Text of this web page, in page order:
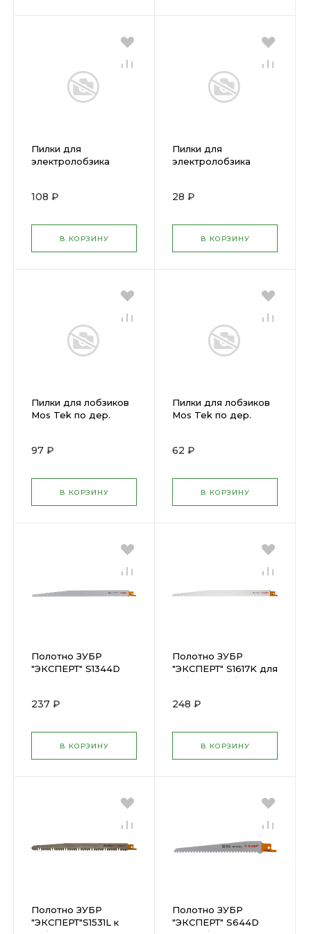
Пилки для
электролобзика
108 ₽
В КОРЗИНУ
Пилки для
электролобзика
28 ₽
В КОРЗИНУ
Пилки для лобзиков
Mos Tek по дер.
97 ₽
В КОРЗИНУ
Пилки для лобзиков
Mos Tek по дер.
62 ₽
В КОРЗИНУ
Полотно ЗУБР
"ЭКСПЕРТ" S1344D
для саб эл. нож.Cr-
твердой и мягкой
237 ₽
В КОРЗИНУ
Полотно ЗУБР
"ЭКСПЕРТ" S1617K для
саб. эл.нож.,быстрый
заготовки дров,280
248 ₽
В КОРЗИНУ
Полотно ЗУБР
"ЭКСПЕРТ"S1531L к
Полотно ЗУБР
"ЭКСПЕРТ" S644D